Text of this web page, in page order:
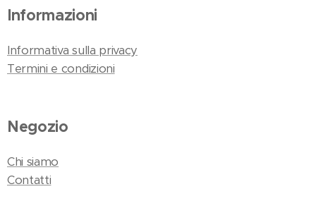
Informazioni
Informativa sulla privacy
Termini e condizioni
Negozio
Chi siamo
Contatti